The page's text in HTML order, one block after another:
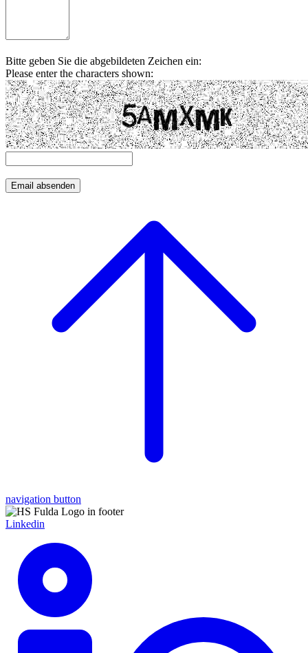
Bitte geben Sie die abgebildeten Zeichen ein:
Please enter the characters shown:
navigation button
Linkedin